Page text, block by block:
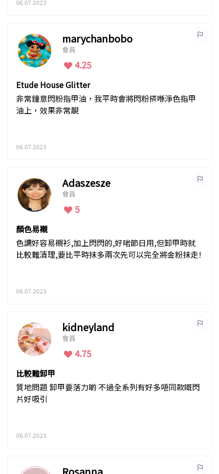
06.07.2023
marychanbobo
會員
4.25
Etude House Glitter
非常鐘意閃粉指甲油，我平時會將閃粉搽喺淨色指甲
油上，效果非常靚
06.07.2023
Adaszesze
會員
5
顏色易襯
色調好容易襯衫,加上閃閃的,好啱節日用,但卸甲時就
比較難清理,要比平時抹多兩次先可以完全將金粉抹走!
06.07.2023
kidneyland
會員
4.75
比較難卸甲
質地問題 卸甲要落力啲 不過全系列有好多唔同款嘅閃
片好吸引
06.07.2023